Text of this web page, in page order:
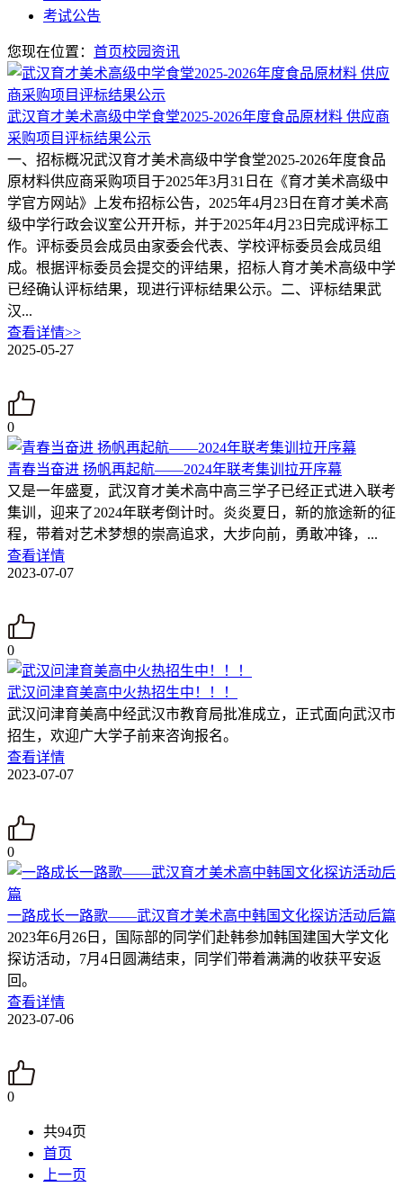
考试公告
您现在位置： 首页校园资讯
武汉育才美术高级中学食堂2025-2026年度食品原材料 供应商
采购项目评标结果公示
一、招标概况武汉育才美术高级中学食堂2025-2026年度食品
原材料供应商采购项目于2025年3月31日在《育才美术高级中
学官方网站》上发布招标公告，2025年4月23日在育才美术高
级中学行政会议室公开开标，并于2025年4月23日完成评标工
作。评标委员会成员由家委会代表、学校评标委员会成员组
成。根据评标委员会提交的评结果，招标人育才美术高级中学
已经确认评标结果，现进行评标结果公示。二、评标结果武
汉...
查看详情>>
2025-05-27
0
青春当奋进 扬帆再起航——2024年联考集训拉开序幕
又是一年盛夏，武汉育才美术高中高三学子已经正式进入联考
集训，迎来了2024年联考倒计时。炎炎夏日，新的旅途新的征
程，带着对艺术梦想的崇高追求，大步向前，勇敢冲锋，...
查看详情
2023-07-07
0
武汉问津育美高中火热招生中！！！
武汉问津育美高中经武汉市教育局批准成立，正式面向武汉市
招生，欢迎广大学子前来咨询报名。
查看详情
2023-07-07
0
一路成长一路歌——武汉育才美术高中韩国文化探访活动后篇
2023年6月26日，国际部的同学们赴韩参加韩国建国大学文化
探访活动，7月4日圆满结束，同学们带着满满的收获平安返
回。
查看详情
2023-07-06
0
共94页
首页
上一页